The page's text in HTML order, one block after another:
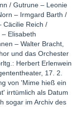
/ Gutrune – Leonie
– Irmgard Barth /
Cäcilie Reich /
Elisabeth
– Walter Bracht,
und das Orchester
Herbert Erlenwein
17. 2.
von 'Mime hieß ein
irrtümlich als Datum
sogar im Archiv des